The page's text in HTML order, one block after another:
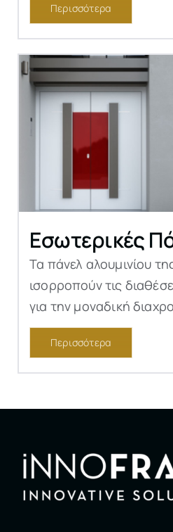
Περισσότερα
Εσωτερικές
Τα πάνελ αλουμινίου
ισορροπούν τις
για την μοναδική
Περισσότερα